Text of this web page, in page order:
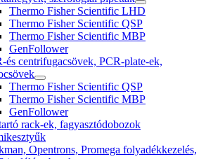
Thermo Fisher Scientific LHD
Thermo Fisher Scientific QSP
Thermo Fisher Scientific MBP
GenFollower
és centrifugacsövek, PCR-plate-ek,
Thermo Fisher Scientific QSP
Thermo Fisher Scientific MBP
GenFollower
rack-ek, fagyasztódobozok
Opentrons, Promega folyadékkezelés,